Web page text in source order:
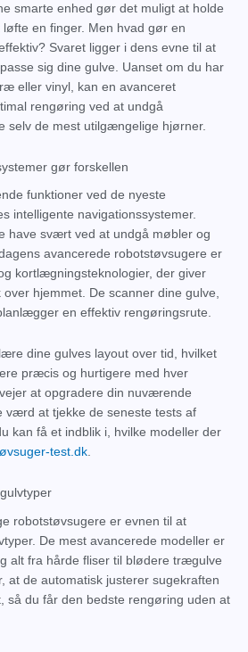
smarte enhed gør det muligt at holde
en finger. Men hvad gør en
Svaret ligger i dens evne til at
sig dine gulve. Uanset om du har
eller vinyl, kan en avanceret
rengøring ved at undgå
selv de mest utilgængelige hjørner.
gør forskellen
funktioner ved de nyeste
intelligente navigationssystemer.
have svært ved at undgå møbler og
avancerede robotstøvsugere er
kortlægningsteknologier, der giver
hjemmet. De scanner dine gulve,
en effektiv rengøringsrute.
dine gulves layout over tid, hvilket
præcis og hurtigere med hver
at opgradere din nuværende
værd at tjekke de seneste tests af
kan få et indblik i, hvilke modeller der
test.dk.
robotstøvsugere er evnen til at
De mest avancerede modeller er
alt fra hårde fliser til blødere trægulve
at de automatisk justerer sugekraften
så du får den bedste rengøring uden at